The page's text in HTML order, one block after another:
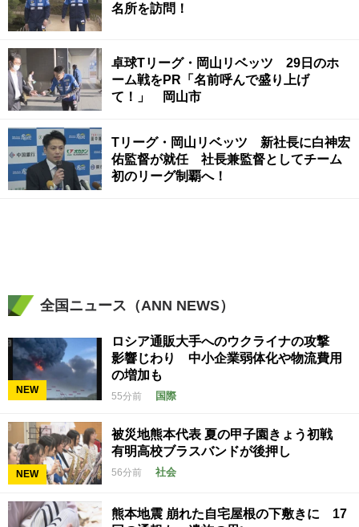
名所を訪問！
卓球Tリーグ・岡山リベッツ 29日のホ
ーム戦をPR「名前呼んで盛り上げ
て！」 岡山市
Tリーグ・岡山リベッツ 新社長に白神宏
佑監督が就任 社長兼監督としてチーム
初のリーグ制覇へ！
全国ニュース（ANN NEWS）
NEW
ロシア通販大手へのウクライナの攻撃
影響じわり 中小企業弱体化や物流費用
の増加も
55分前 国際
NEW
被災地熊本代表 夏の甲子園きょう初戦
有明高校ブラスバンドが後押し
56分前 社会
熊本地震 崩れた自宅屋根の下敷きに 17